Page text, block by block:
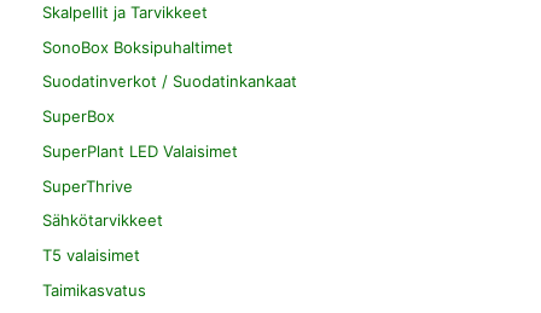
Skalpellit ja Tarvikkeet
SonoBox Boksipuhaltimet
Suodatinverkot / Suodatinkankaat
SuperBox
SuperPlant LED Valaisimet
SuperThrive
Sähkötarvikkeet
T5 valaisimet
Taimikasvatus